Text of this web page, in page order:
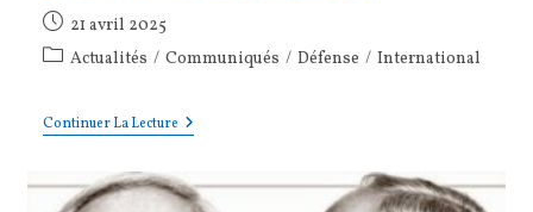
Publication
publiée :
21 avril 2025
PostActualités / Communiqués / Défense / International
Continuer La LectureNon
À
Roulette
Russe